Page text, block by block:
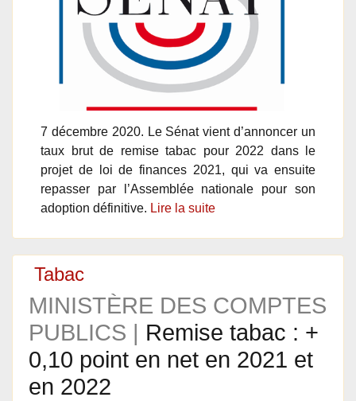
7 décembre 2020. Le Sénat vient d’annoncer un
taux brut de remise tabac pour 2022 dans le
projet de loi de finances 2021, qui va ensuite
repasser par l’Assemblée nationale pour son
adoption définitive. Lire la suite
Tabac
MINISTÈRE DES COMPTES
PUBLICS | Remise tabac : +
0,10 point en net en 2021 et
en 2022